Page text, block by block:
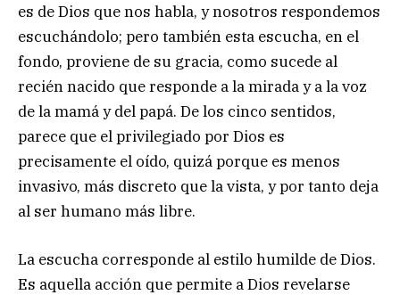
es de Dios que nos habla, y nosotros respondemos
escuchándolo; pero también esta escucha, en el
fondo, proviene de su gracia, como sucede al
recién nacido que responde a la mirada y a la voz
de la mamá y del papá. De los cinco sentidos,
parece que el privilegiado por Dios es
precisamente el oído, quizá porque es menos
invasivo, más discreto que la vista, y por tanto deja
al ser humano más libre.
La escucha corresponde al estilo humilde de Dios.
Es aquella acción que permite a Dios revelarse